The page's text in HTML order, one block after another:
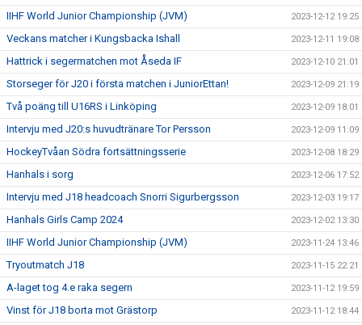
IIHF World Junior Championship (JVM) 2023-12-12 19:25
Veckans matcher i Kungsbacka Ishall 2023-12-11 19:08
Hattrick i segermatchen mot Åseda IF 2023-12-10 21:01
Storseger för J20 i första matchen i JuniorEttan! 2023-12-09 21:19
Två poäng till U16RS i Linköping 2023-12-09 18:01
Intervju med J20:s huvudtränare Tor Persson 2023-12-09 11:09
HockeyTvåan Södra fortsättningsserie 2023-12-08 18:29
Hanhals i sorg 2023-12-06 17:52
Intervju med J18 headcoach Snorri Sigurbergsson 2023-12-03 19:17
Hanhals Girls Camp 2024 2023-12-02 13:30
IIHF World Junior Championship (JVM) 2023-11-24 13:46
Tryoutmatch J18 2023-11-15 22:21
A-laget tog 4.e raka segern 2023-11-12 19:59
Vinst för J18 borta mot Grästorp 2023-11-12 18:44